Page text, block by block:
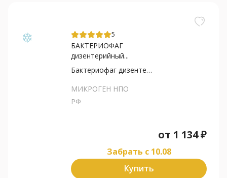
5
БАКТЕРИОФАГ
дизентерийный...
Бактериофаг дизентерийный
МИКРОГЕН НПО
РФ
от 1 134₽
Забрать c 10.08
Купить